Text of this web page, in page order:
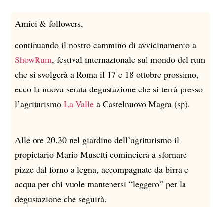
Amici & followers,
continuando il nostro cammino di avvicinamento a
ShowRum, festival internazionale sul mondo del rum
che si svolgerà a Roma il 17 e 18 ottobre prossimo,
ecco la nuova serata degustazione che si terrà presso
l’agriturismoLa Valle a Castelnuovo Magra (sp).
Alle ore 20.30 nel giardino dell’agriturismo il
propietario Mario Musetti comincierà a sfornare
pizze dal forno a legna, accompagnate da birra e
acqua per chi vuole mantenersi “leggero” per la
degustazione che seguirà.